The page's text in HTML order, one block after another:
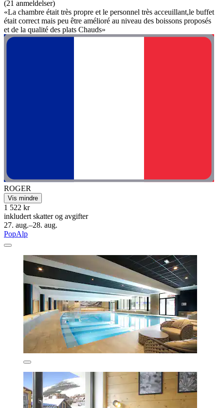
(21 anmeldelser)
«La chambre était très propre et le personnel très acceuillant,le buffet
était correct mais peu être amélioré au niveau des boissons proposés
et de la qualité des plats Chauds»
ROGER
Vis mindre
1 522 kr
inkludert skatter og avgifter
27. aug.–28. aug.
PopAlp